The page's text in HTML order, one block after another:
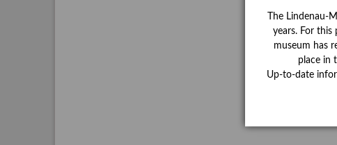
Kunstdetektivinnen
The Lindenau-
years. For this
museum has
place in
Up-to-date